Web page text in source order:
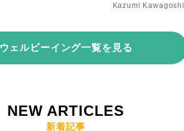
Kazumi Kawagoshi
ウェルビーイング一覧を見る
NEW ARTICLES
新着記事